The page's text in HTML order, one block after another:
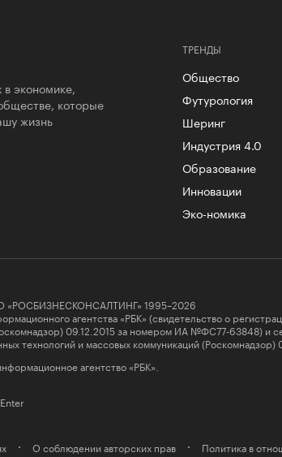
экономике,
которые
жизнь
ТРЕНДЫ
Общество
Футурология
Шеринг
Индустрия 4.0
Образование
Инновации
Эко-номика
1995–2026
агентства «РБК» (свидетельство о
09.12.2015 за номером ИА №ФС77-63848) и
технологий и массовых коммуникаций
агентство «РБК».
О соблюдении авторских прав Политика в